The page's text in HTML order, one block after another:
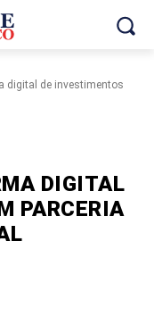
digital de investimentos
DIGITAL
PARCERIA